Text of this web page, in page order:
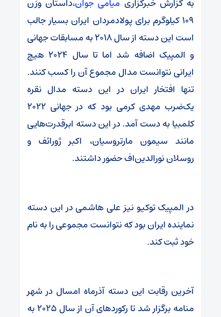
به گزارش خبرگزاری میامی جوان،داستان وزن
۱۰۹ کیلوگرم برای پولادمردان ایران بسیار جالب
است این دسته از سال ۲۰۱۸ به مسابقات جهانی
و المپیک اضافه شد اما تا سال ۲۰۲۴ هیچ
ایرانی نتوانست مدال مجموع آن را کسب کنند.
تنها افتخار ایران در این دسته مدال نقره
یک‌ضرب مهدی کرمی بود که در جهانی ۲۰۲۲
کلمبیا به دست آمد. در این دسته ابرقدرت‌هایی
مانند سیمون مارتروسیان، اکبر ژورائف و
روسلان نورالدین‌اف حضور داشتند.
در المپیک توکیو نیز علی هاشمی در این دسته
نماینده ایران بود که نتوانست مجموعی را به نام
خود ثبت کند.
آخرین رقابت این دسته آذرماه امسال در شهر
منامه برگزار شد تا رکوردهای آن از سال ۲۰۲۵ به